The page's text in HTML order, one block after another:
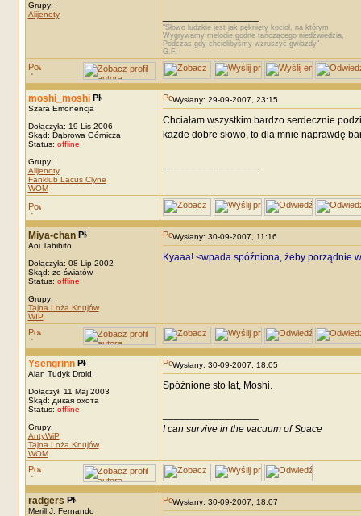
Grupy:
Alijenoty
"Słowo ludzkie jest jak pęknięty kocioł, na którym
Wygrywamy melodie godne tańczącego niedźwiedzia,
Podczas gdy chcielibyśmy wzruszyć gwiazdy"
G.F.
moshi_moshi
Szara Emonencja
Dołączyła: 19 Lis 2006
Skąd: Dąbrowa Górnicza
Status: offline
Grupy:
Alijenoty
Fanklub Lacus Clyne
WOM
Wysłany: 29-09-2007, 23:15
Chciałam wszystkim bardzo serdecznie
każde dobre słowo, to dla mnie naprawdę
Miya-chan
Aoi Tabibito
Dołączyła: 08 Lip 2002
Skąd: ze światów
Status: offline
Grupy:
Tajna Loża Knujów
WIP
Wysłany: 30-09-2007, 11:16
Kyaaa! <wpada spóźniona, żeby porządnie
Ysengrinn
Alan Tudyk Droid
Dołączył: 11 Maj 2003
Skąd: дикая охота
Status: offline
Grupy:
AntyWiP
Tajna Loża Knujów
WOM
Wysłany: 30-09-2007, 18:05
Spóźnione sto lat, Moshi.
I can survive in the vacuum of Space
radgers
Merill J. Fernando
Wysłany: 30-09-2007, 18:07